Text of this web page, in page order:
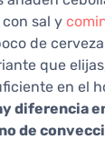
sal y
de
que
en el
diferencia
de